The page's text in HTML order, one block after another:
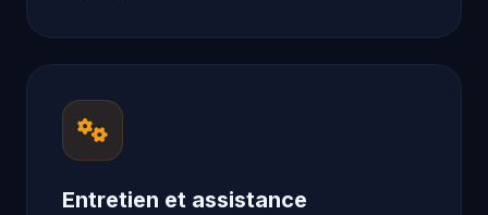
Entretien et assistance